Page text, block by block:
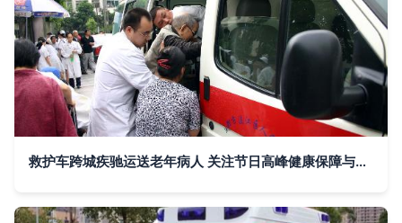
救护车跨城疾驰运送老年病人 关注节日高峰健康保障与医疗资源紧张 | 新闻中心·新浪网力荐